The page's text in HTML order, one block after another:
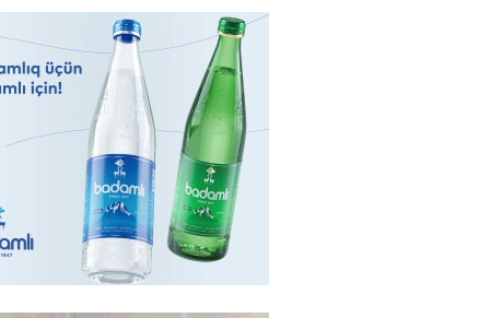
Xəzər Fərhadov ilə bağlı
76
Media və Yayım Şurası